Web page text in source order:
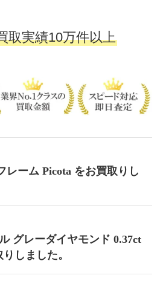
取実績10万件以上
レーム Picota をお買取りし
グレーダイヤモンド 0.37ct
しました。